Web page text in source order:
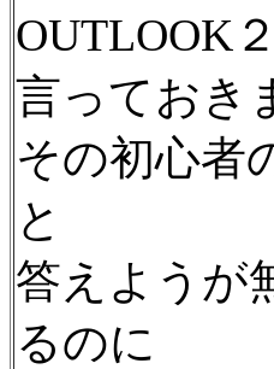
OUTLOOK
言っておき
その初心者
と
答えようが
るのに